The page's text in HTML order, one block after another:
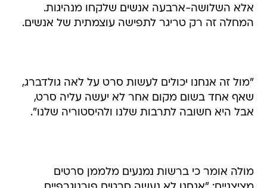
אלא השלושה-ארבעה אנשים שלקחו מנהיגות.
המחלה זה רק טריגר לתפישה עוצמתית של אנשים.
"מול זה אנחנו יכולים לעשות סרט על לאה גולדברג,
שאף אחד בשום מקום אחר לא יעשה עליה סרט,
אבל היא חשובה לתרבות שלנו ולהיסטוריה שלנו".
מולה אומר כי ברשות נמנעים מלממן סרטים